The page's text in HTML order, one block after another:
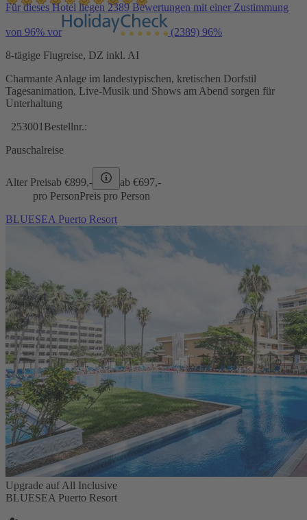
Für dieses Hotel liegen 2389 Bewertungen mit einer Zustimmung
von 96% vor (2389) 96%
8-tägige Flugreise, DZ inkl. AI
Charmante Anlage im landestypischen, kretischen Dorfstil
Tagesanimation, Live-Musik und Shows am Abend sorgen für
Unterhaltung
253001 Bestellnr.:
Pauschalreise
Alter Preisab €899,- ab €697,-
pro PersonPreis pro Person
BLUESEA Puerto Resort
Upgrade auf All Inclusive
BLUESEA Puerto Resort